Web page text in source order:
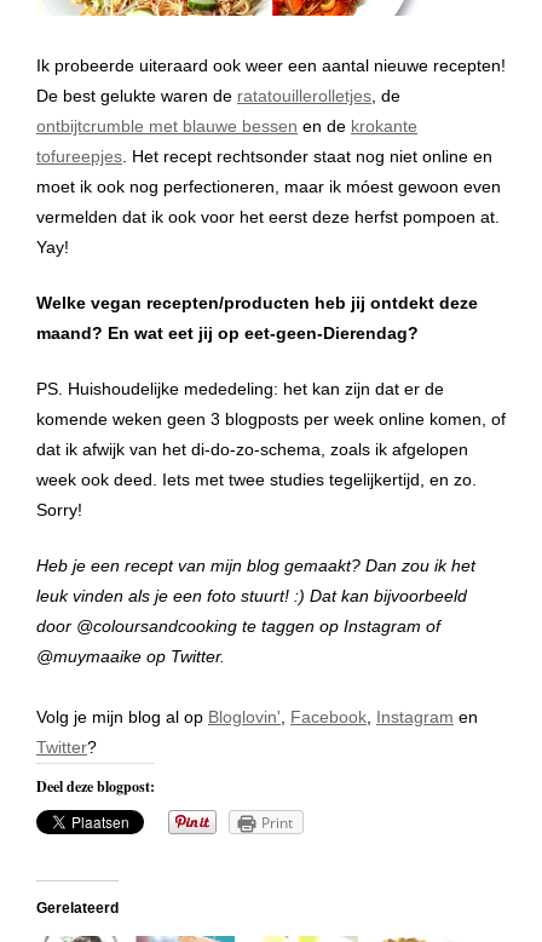
Ik probeerde uiteraard ook weer een aantal nieuwe recepten!
De best gelukte waren de ratatouillerolletjes , de
ontbijtcrumble met blauwe bessen en de krokante
tofureepjes . Het recept rechtsonder staat nog niet online en
moet ik ook nog perfectioneren, maar ik móest gewoon even
vermelden dat ik ook voor het eerst deze herfst pompoen at.
Yay!
Welke vegan recepten/producten heb jij ontdekt deze
maand? En wat eet jij op eet-geen-Dierendag?
PS. Huishoudelijke mededeling: het kan zijn dat er de
komende weken geen 3 blogposts per week online komen, of
dat ik afwijk van het di-do-zo-schema, zoals ik afgelopen
week ook deed. Iets met twee studies tegelijkertijd, en zo.
Sorry!
Heb je een recept van mijn blog gemaakt? Dan zou ik het
leuk vinden als je een foto stuurt! :) Dat kan bijvoorbeeld
door @coloursandcooking te taggen op Instagram of
@muymaaike op Twitter.
Volg je mijn blog al op Bloglovin' Facebook Instagram en
Twitter?
Deel deze blogpost:
Print
Gerelateerd